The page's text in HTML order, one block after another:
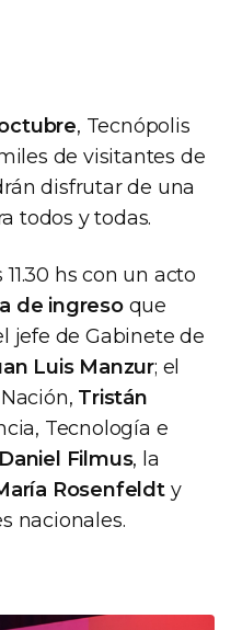
, Tecnópolis
de visitantes de
disfrutar de una
todos y todas.
hs con un acto
de ingresoque
jefe de Gabinete de
Luis Manzur; el
Tristán
Tecnología e
Daniel Filmus, la
Rosenfeldty
nacionales.